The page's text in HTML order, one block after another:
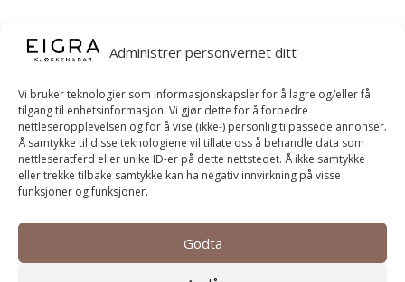
Administrer personvernet ditt
Vi bruker teknologier som informasjonskapsler for å lagre og/eller få
tilgang til enhetsinformasjon. Vi gjør dette for å forbedre
nettleseropplevelsen og for å vise (ikke-) personlig tilpassede annonser.
Å samtykke til disse teknologiene vil tillate oss å behandle data som
nettleseratferd eller unike ID-er på dette nettstedet. Å ikke samtykke
eller trekke tilbake samtykke kan ha negativ innvirkning på visse
funksjoner og funksjoner.
Godta